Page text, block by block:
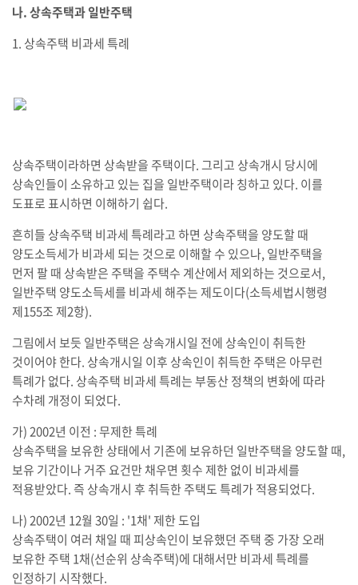
나. 상속주택과 일반주택
1. 상속주택 비과세 특례
상속주택이라하면 상속받을 주택이다. 그리고 상속개시 당시에
상속인들이 소유하고 있는 집을 일반주택이라 칭하고 있다. 이를
도표로 표시하면 이해하기 쉽다.
흔히들 상속주택 비과세 특례라고 하면 상속주택을 양도할 때
양도소득세가 비과세 되는 것으로 이해할 수 있으나, 일반주택을
먼저 팔 때 상속받은 주택을 주택수 계산에서 제외하는 것으로서,
일반주택 양도소득세를 비과세 해주는 제도이다(소득세법시행령
제155조 제2항).
그림에서 보듯 일반주택은 상속개시일 전에 상속인이 취득한
것이어야 한다. 상속개시일 이후 상속인이 취득한 주택은 아무런
특례가 없다. 상속주택 비과세 특례는 부동산 정책의 변화에 따라
수차례 개정이 되었다.
가) 2002년 이전 : 무제한 특례
상속주택을 보유한 상태에서 기존에 보유하던 일반주택을 양도할 때,
보유 기간이나 거주 요건만 채우면 횟수 제한 없이 비과세를
적용받았다. 즉 상속개시 후 취득한 주택도 특례가 적용되었다.
나) 2002년 12월 30일 : '1채' 제한 도입
상속주택이 여러 채일 때 피상속인이 보유했던 주택 중 가장 오래
보유한 주택 1채(선순위 상속주택)에 대해서만 비과세 특례를
인정하기 시작했다.